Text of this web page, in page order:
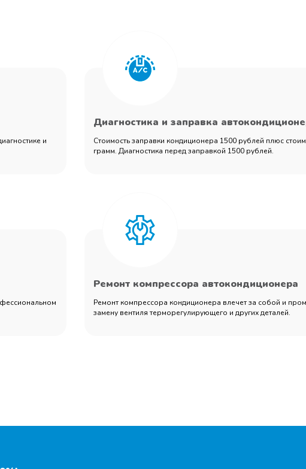
и
Диагностика и заправка
Стоимость заправки кондиционера 1500 рублей плюс
грамм. Диагностика перед заправкой 1500 рублей.
Ремонт компрессора автокондиционера
Ремонт компрессора кондиционера влечет за собой и
замену вентиля терморегулирующего и других деталей.